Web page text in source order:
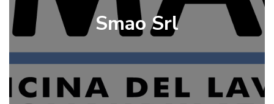
Smao Srl